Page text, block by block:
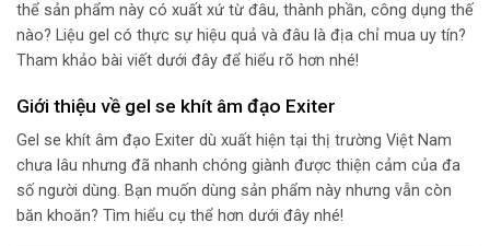
thể sản phẩm này có xuất xứ từ đâu, thành phần, công dụng thế
nào? Liệu gel có thực sự hiệu quả và đâu là địa chỉ mua uy tín?
Tham khảo bài viết dưới đây để hiểu rõ hơn nhé!
Giới thiệu về gel se khít âm đạo Exiter
Gel se khít âm đạo Exiter dù xuất hiện tại thị trường Việt Nam
chưa lâu nhưng đã nhanh chóng giành được thiện cảm của đa
số người dùng. Bạn muốn dùng sản phẩm này nhưng vẫn còn
băn khoăn? Tìm hiểu cụ thể hơn dưới đây nhé!